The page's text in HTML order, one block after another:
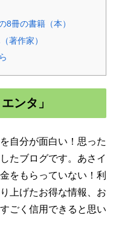
8冊の書籍（本）
著作家）
ンタ」
自分が面白い！思った
たブログです。あさイ
をもらっていない！利
上げたお得な情報、お
ごく信用できると思い